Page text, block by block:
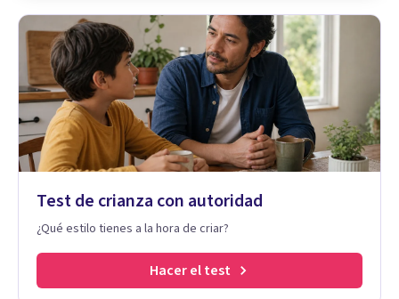
Test de crianza con autoridad
¿Qué estilo tienes a la hora de criar?
Hacer el test